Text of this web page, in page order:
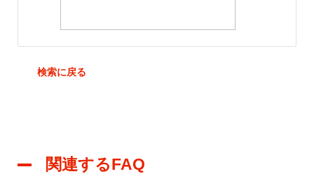
戻る
関連するFAQ